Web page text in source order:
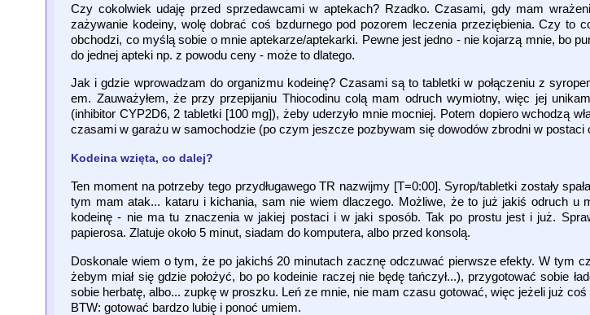
Czy cokolwiek udaję przed sprzedawcami w aptekach? Rzadko. Czasami, gdy mam
zażywanie kodeiny, wolę dobrać coś bzdurnego pod pozorem leczenia przeziębienia. Czy to
obchodzi, co myślą sobie o mnie aptekarze/aptekarki. Pewne jest jedno - nie kojarzą mnie, bo
do jednej apteki np. z powodu ceny - może to dlatego.
Jak i gdzie wprowadzam do organizmu kodeinę? Czasami są to tabletki w połączeniu z
em. Zauważyłem, że przy przepijaniu Thiocodinu colą mam odruch wymiotny, więc jej
(inhibitor CYP2D6, 2 tabletki [100 mg]), żeby uderzyło mnie mocniej. Potem dopiero wchodzą
czasami w garażu w samochodzie (po czym jeszcze pozbywam się dowodów zbrodni w postaci
Kodeina wzięta, co dalej?
Ten moment na potrzeby tego przydługawego TR nazwijmy [T=0:00]. Syrop/tabletki zostały
tym mam atak... kataru i kichania, sam nie wiem dlaczego. Możliwe, że to już jakiś odruch u
kodeinę - nie ma tu znaczenia w jakiej postaci i w jaki sposób. Tak po prostu jest i już.
papierosa. Zlatuje około 5 minut, siadam do komputera, albo przed konsolą.
Doskonale wiem o tym, że po jakichś 20 minutach zacznę odczuwać pierwsze efekty. W tym
żebym miał się gdzie położyć, bo po kodeinie raczej nie będę tańczył...), przygotować sobie
sobie herbatę, albo... zupkę w proszku. Leń ze mnie, nie mam czasu gotować, więc jeżeli już
BTW: gotować bardzo lubię i ponoć umiem.